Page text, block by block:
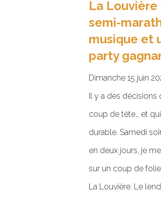
La Louvière
semi-
musique et
party
Dimanche 15 juin
Il y a des décisions
coup de tête… et
durable. Samedi
en deux jours, je
sur un coup de
La Louvière. Le